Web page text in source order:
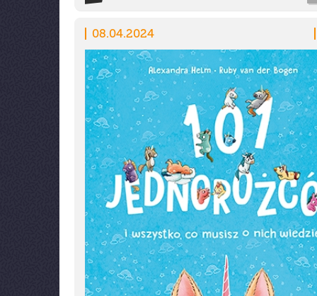
08.04.2024